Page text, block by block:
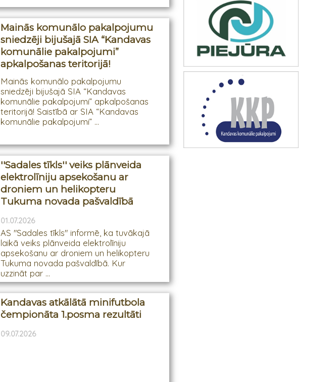
​Mainās komunālo pakalpojumu
sniedzēji bijušajā SIA “Kandavas
komunālie pakalpojumi”
apkalpošanas teritorijā!
Mainās komunālo pakalpojumu
sniedzēji bijušajā SIA “Kandavas
komunālie pakalpojumi” apkalpošanas
teritorijā! Saistībā ar SIA “Kandavas
komunālie pakalpojumi” ...
''Sadales tīkls'' veiks plānveida
elektrolīniju apsekošanu ar
droniem un helikopteru
Tukuma novada pašvaldībā
01.07.2026
AS "Sadales tīkls" informē, ka tuvākajā
laikā veiks plānveida elektrolīniju
apsekošanu ar droniem un helikopteru
Tukuma novada pašvaldībā. Kur
uzzināt par ...
Kandavas atkālātā minifutbola
čempionāta 1.posma rezultāti
09.07.2026